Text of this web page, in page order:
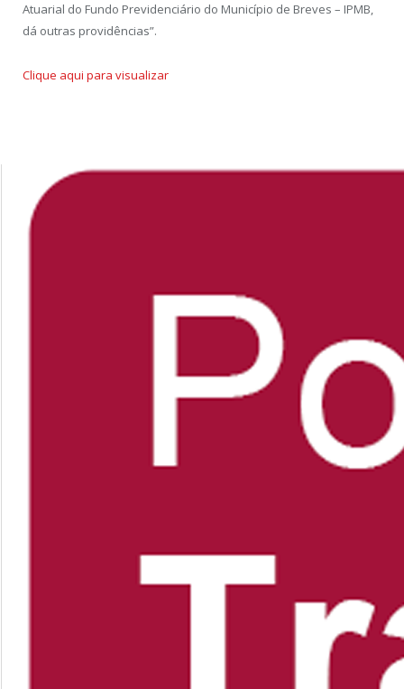
Atuarial do Fundo Previdenciário do Município de Breves – IPMB,
dá outras providências”.
Clique aqui para visualizar